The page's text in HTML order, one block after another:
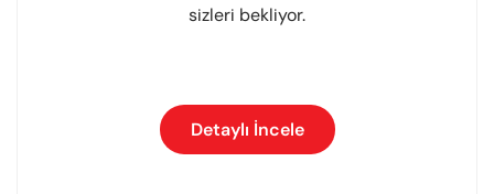
sizleri bekliyor.
Detaylı İncele